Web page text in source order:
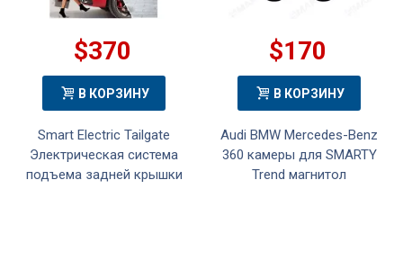
$370
В КОРЗИНУ
Smart Electric Tailgate
Электрическая система
подъема задней крышки
$170
В КОРЗИНУ
Audi BMW Mercedes-Benz
360 камеры для SMARTY
Trend магнитол